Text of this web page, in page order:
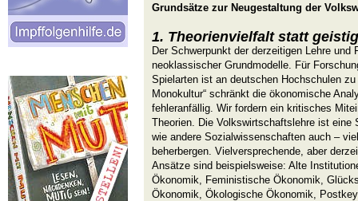
Grundsätze zur Neugestaltung der
1. Theorienvielfalt statt
Der Schwerpunkt der derzeitigen Lehre und
neoklassischer Grundmodelle. Für
Spielarten ist an deutschen Hochschulen
Monokultur“ schränkt die ökonomische
fehleranfällig. Wir fordern ein kritisches
Theorien. Die Volkswirtschaftslehre ist
wie andere Sozialwissenschaften auch –
beherbergen. Vielversprechende, aber
Ansätze sind beispielsweise: Alte
Ökonomik, Feministische Ökonomik,
Ökonomik, Ökologische Ökonomik,